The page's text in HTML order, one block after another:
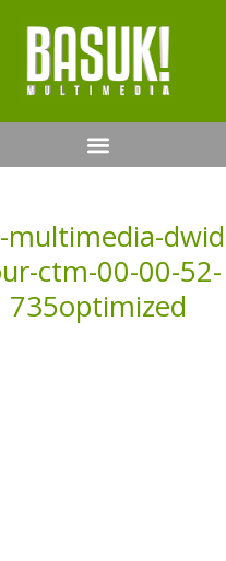
multimedia-
ctm-00-00-52-
735optimized